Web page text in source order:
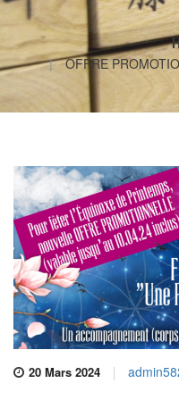
OFFRE
20 Mars 2024